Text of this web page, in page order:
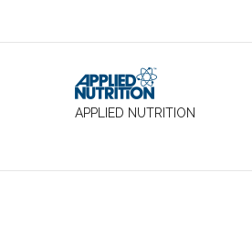
APPLIED NUTRITION